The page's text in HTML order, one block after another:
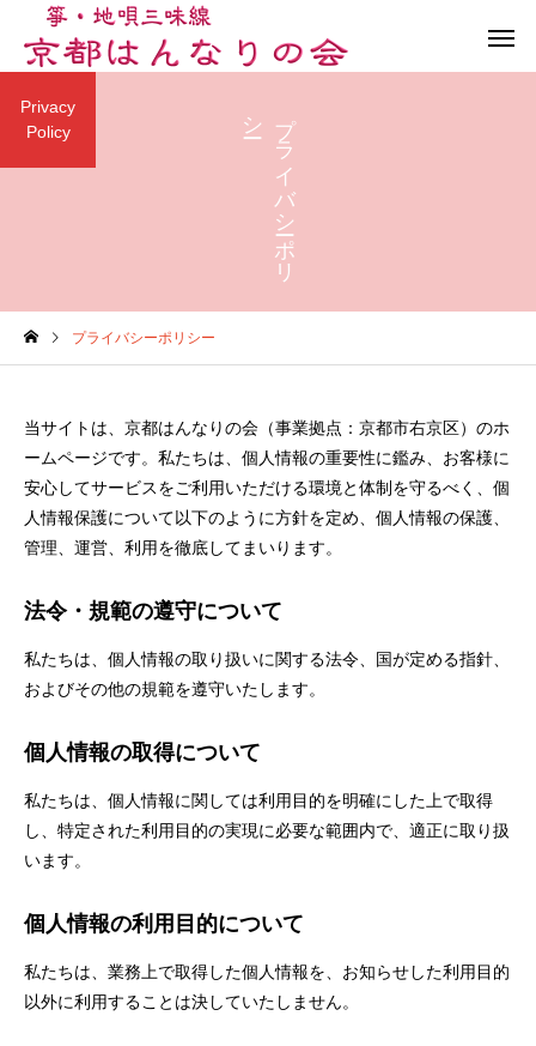
Summer Review & Fun
第36回古典伝承・保存
プ
ラ
イ
バ
シ
ーポ
リ
シ
ー
Privacy
Policy
プライバシーポリシー
当サイトは、京都はんなりの会（事業拠点：京都市右京区）のホ
ームページです。私たちは、個人情報の重要性に鑑み、お客様に
安心してサービスをご利用いただける環境と体制を守るべく、個
人情報保護について以下のように方針を定め、個人情報の保護、
管理、運営、利用を徹底してまいります。
法令・規範の遵守について
私たちは、個人情報の取り扱いに関する法令、国が定める指針、
およびその他の規範を遵守いたします。
個人情報の取得について
私たちは、個人情報に関しては利用目的を明確にした上で取得
し、特定された利用目的の実現に必要な範囲内で、適正に取り扱
います。
個人情報の利用目的について
私たちは、業務上で取得した個人情報を、お知らせした利用目的
以外に利用することは決していたしません。